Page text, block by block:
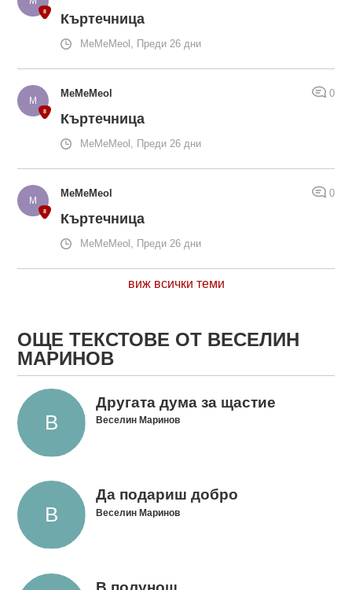
Къртечница
MeMeMeol, Преди 26 дни
MeMeMeol 0
Къртечница
MeMeMeol, Преди 26 дни
MeMeMeol 0
Къртечница
MeMeMeol, Преди 26 дни
виж всички теми
ОЩЕ ТЕКСТОВЕ ОТ ВЕСЕЛИН
МАРИНОВ
Другата дума за щастие
Веселин Маринов
Да подариш добро
Веселин Маринов